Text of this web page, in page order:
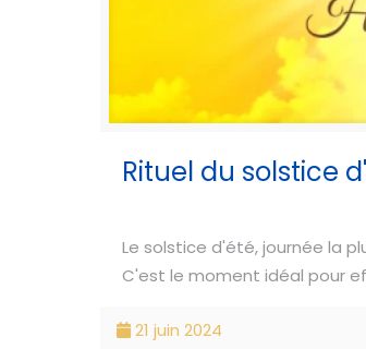
Rituel du solstice
Le solstice d'été, journée la
C'est le moment idéal pour
21 juin 2024